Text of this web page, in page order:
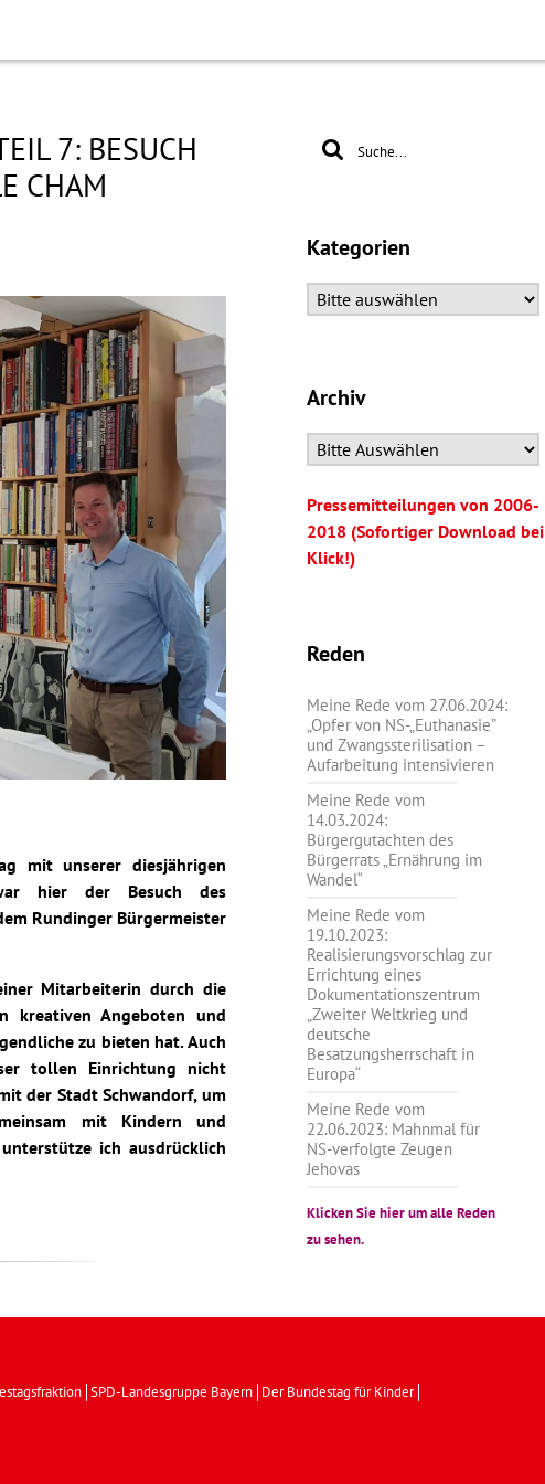
7: BESUCH
CHAM
mit unserer diesjährigen
hier der Besuch des
Rundinger Bürgermeister
Mitarbeiterin durch die
kreativen Angeboten und
zu bieten hat. Auch
tollen Einrichtung nicht
der Stadt Schwandorf, um
mit Kindern und
ich ausdrücklich
Kategorien
Archiv
Pressemitteilungen von 2006-
2018 (Sofortiger Download bei
Klick!)
Reden
Meine Rede vom 27.06.2024:
„Opfer von NS-„Euthanasie”
und Zwangssterilisation –
Aufarbeitung intensivieren
Meine Rede vom
14.03.2024:
Bürgergutachten des
Bürgerrats „Ernährung im
Wandel“
Meine Rede vom
19.10.2023:
Realisierungsvorschlag zur
Errichtung eines
Dokumentationszentrum
„Zweiter Weltkrieg und
deutsche
Besatzungsherrschaft in
Europa“
Meine Rede vom
22.06.2023: Mahnmal für
NS-verfolgte Zeugen
Jehovas
Klicken Sie hier um alle Reden
zu sehen.
SPD-Landesgruppe Bayern Der Bundestag für Kinder